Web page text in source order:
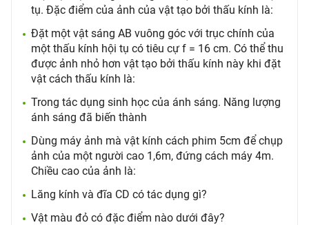
tụ. Đặc điểm của ảnh của vật tạo bởi thấu kính là:
Đặt một vật sáng AB vuông góc với trục chính của
một thấu kính hội tụ có tiêu cự f = 16 cm. Có thể thu
được ảnh nhỏ hơn vật tạo bởi thấu kính này khi đặt
vật cách thấu kính là:
Trong tác dụng sinh học của ánh sáng. Năng lượng
ánh sáng đã biến thành
Dùng máy ảnh mà vật kính cách phim 5cm để chụp
ảnh của một người cao 1,6m, đứng cách máy 4m.
Chiều cao của ảnh là:
Lăng kính và đĩa CD có tác dụng gì?
Vật màu đỏ có đặc điểm nào dưới đây?